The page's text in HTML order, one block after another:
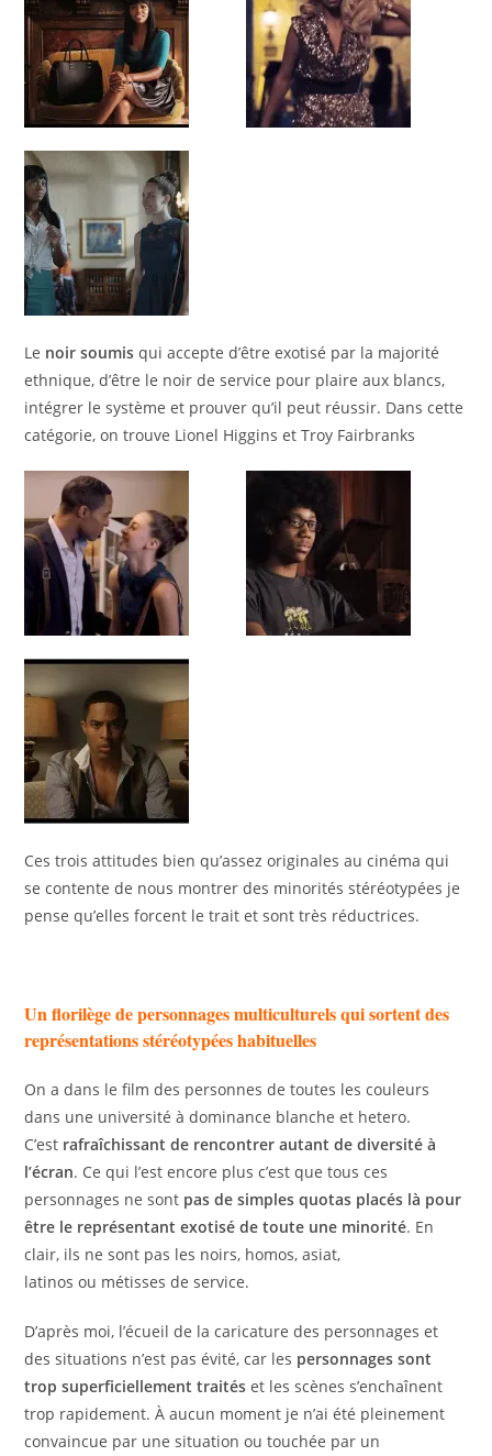
Le noir soumis qui accepte d’être exotisé par la majorité
ethnique, d’être le noir de service pour plaire aux blancs,
intégrer le système et prouver qu’il peut réussir. Dans cette
catégorie, on trouve Lionel Higgins et Troy Fairbranks
Ces trois attitudes bien qu’assez originales au cinéma qui
se contente de nous montrer des minorités stéréotypées je
pense qu’elles forcent le trait et sont très réductrices.
Un florilège de personnages multiculturels qui sortent des
représentations stéréotypées habituelles
On a dans le film des personnes de toutes les couleurs
dans une université à dominance blanche et hetero.
C’est rafraîchissant de rencontrer autant de diversité à
l’écran. Ce qui l’est encore plus c’est que tous ces
personnages ne sont pas de simples quotas placés là pour
être le représentant exotisé de toute une minorité. En
clair, ils ne sont pas les noirs, homos, asiat,
latinos ou métisses de service.
D’après moi, l’écueil de la caricature des personnages et
des situations n’est pas évité, car les personnages sont
trop superficiellement traités et les scènes s’enchaînent
trop rapidement. À aucun moment je n’ai été pleinement
convaincue par une situation ou touchée par un